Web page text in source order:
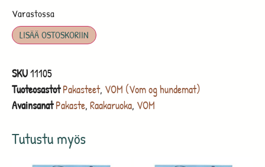
Tutustu myös
Varastossa
LISÄÄ OSTOSKORIIN
SKU11105
Tuoteosastot Pakasteet, VOM (Vom og hundemat)
Avainsanat Pakaste, Raakaruoka, VOM